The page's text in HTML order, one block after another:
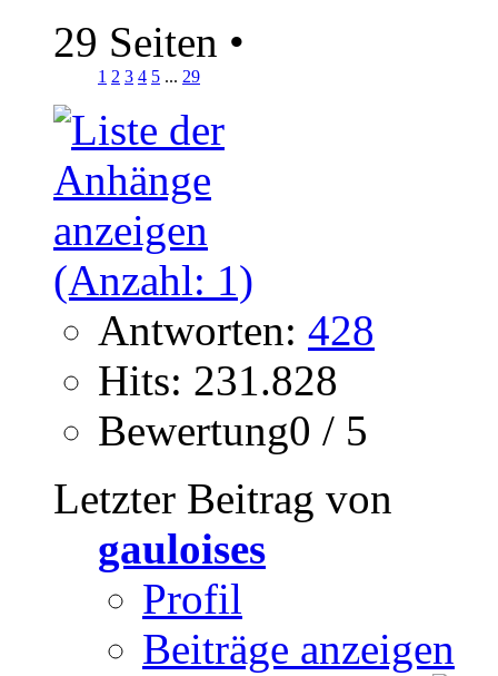
29 Seiten •
1 2 3 4 5 ... 29
Antworten: 428
Hits: 231.828
Bewertung0 / 5
Letzter Beitrag von
gauloises
Profil
Beiträge anzeigen